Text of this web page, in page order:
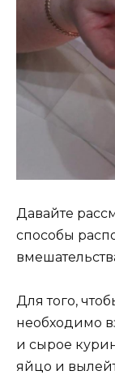
Давайте
способы
Для того,
необходимо
и сырое
яйцо и